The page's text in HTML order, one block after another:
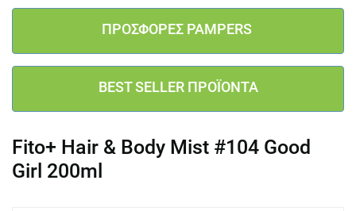
ΠΡΟΣΦΟΡΕΣ PAMPERS
BEST SELLER ΠΡΟΪΟΝΤΑ
Fito+ Hair & Body Mist #104 Good
Girl 200ml